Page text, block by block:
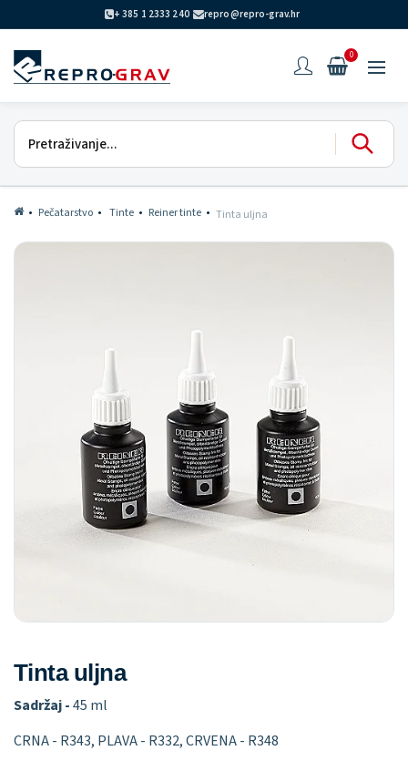
+ 385 1 2333 240 repro@repro-grav.hr
0
Pečatarstvo Tinte Reiner tinte Tinta uljna
Tinta uljna
Sadržaj -45 ml
CRNA - R343, PLAVA - R332, CRVENA - R348